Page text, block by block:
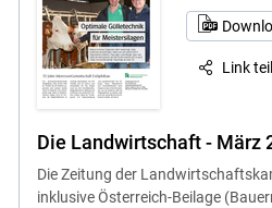
Link
Die Landwirtschaft - März
Die Zeitung der
inklusive Österreich-Beilage